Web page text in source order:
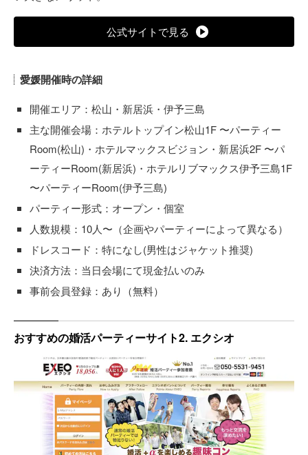
公式サイトで見る
愛媛開催時の詳細
開催エリア：松山・新居浜・伊予三島
主な開催会場：ホテルトップイン松山1F 〜パーティー
Room(松山)・ホテルマックスビジョン・新居浜2F 〜パ
ーティーRoom(新居浜)・ホテルリブマックス伊予三島1F
〜パーティーRoom(伊予三島)
パーティー形式：オープン・個室
人数規模：10人〜（企画やパーティーによって異なる）
ドレスコード：特になし(男性はジャケット推奨)
決済方法：当日会場にて現金払いのみ
事前会員登録：あり（無料）
おすすめの婚活パーティーサイト2. エクシオ